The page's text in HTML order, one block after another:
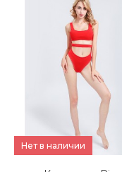
Нет в наличии